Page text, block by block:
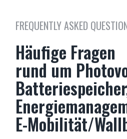
FREQUENTLY ASKED
Häufige Fragen
rund um
E-Mobilität/